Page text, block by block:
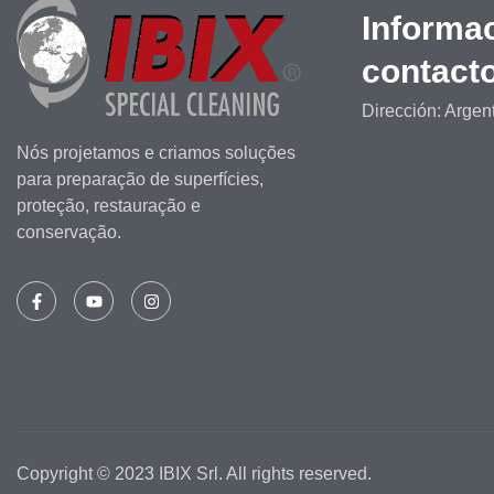
Nós projetamos e criamos soluções
para preparação de superfícies,
proteção, restauração e
conservação.
Dirección:
Copyright © 2023 IBIX Srl. All rights reserved.